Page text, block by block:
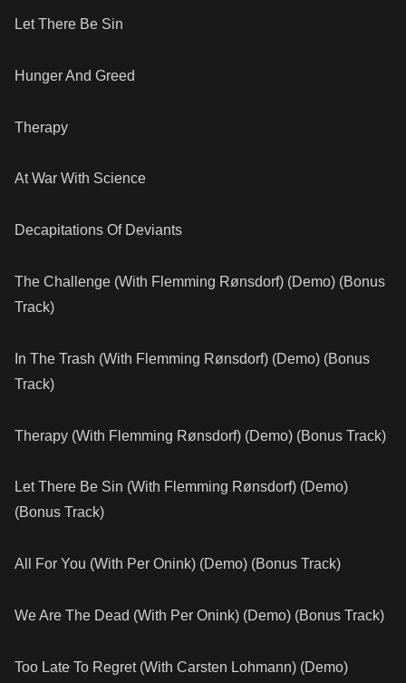
Let There Be Sin
Hunger And Greed
Therapy
At War With Science
Decapitations Of Deviants
The Challenge (With Flemming Rønsdorf) (Demo) (Bonus
Track)
In The Trash (With Flemming Rønsdorf) (Demo) (Bonus
Track)
Therapy (With Flemming Rønsdorf) (Demo) (Bonus Track)
Let There Be Sin (With Flemming Rønsdorf) (Demo)
(Bonus Track)
All For You (With Per Onink) (Demo) (Bonus Track)
We Are The Dead (With Per Onink) (Demo) (Bonus Track)
Too Late To Regret (With Carsten Lohmann) (Demo)